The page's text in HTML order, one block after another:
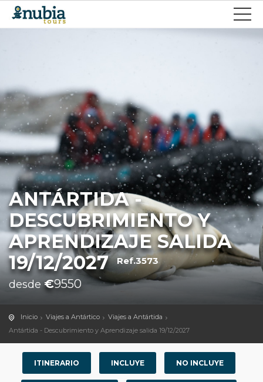
ANTÁRTIDA -
DESCUBRIMIENTO Y
APRENDIZAJE SALIDA
19/12/2027 Ref.3573
desde€9550
Inicio Viajes a Antártico
Viajes a Antártida
Antártida - Descubrimiento y Aprendizaje salida 19/12/2027
ITINERARIO INCLUYE NO INCLUYE